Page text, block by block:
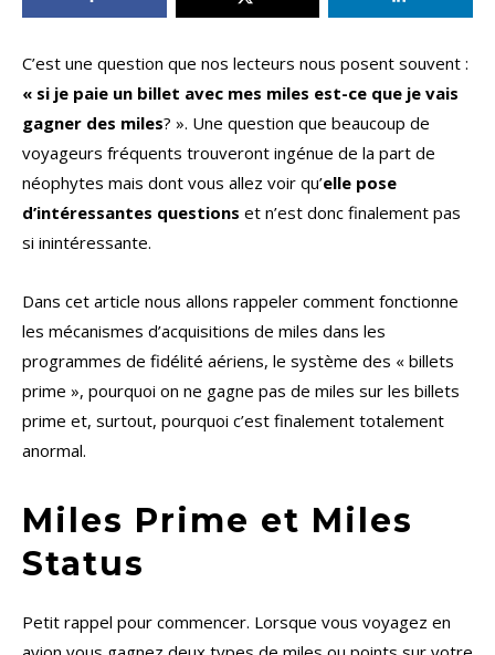
C’est une question que nos lecteurs nous posent souvent :
« si je paie un billet avec mes miles est-ce que je vais
gagner des miles? ». Une question que beaucoup de
voyageurs fréquents trouveront ingénue de la part de
néophytes mais dont vous allez voir qu’elle pose
d’intéressantes questions et n’est donc finalement pas
si inintéressante.
Dans cet article nous allons rappeler comment fonctionne
les mécanismes d’acquisitions de miles dans les
programmes de fidélité aériens, le système des « billets
prime », pourquoi on ne gagne pas de miles sur les billets
prime et, surtout, pourquoi c’est finalement totalement
anormal.
Miles Prime et Miles
Status
Petit rappel pour commencer. Lorsque vous voyagez en